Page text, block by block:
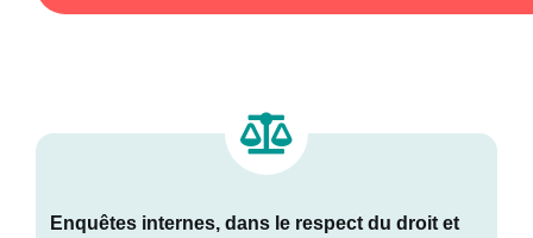
Enquêtes internes, dans le respect du droit et